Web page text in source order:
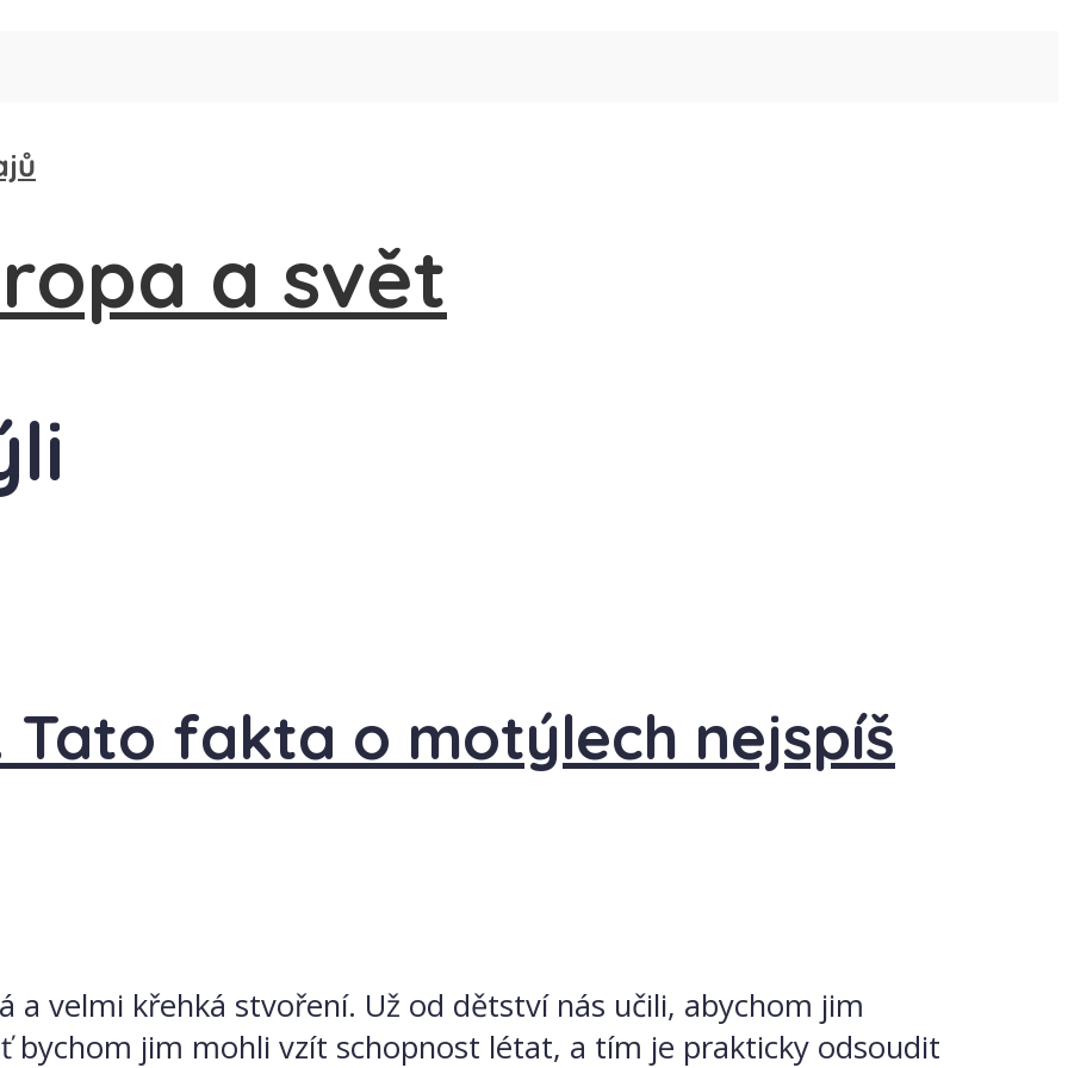
fakta o motýlech nejspíš
a velmi křehká stvoření. Už od dětství nás učili, abychom jim
bychom jim mohli vzít schopnost létat, a tím je prakticky odsoudit